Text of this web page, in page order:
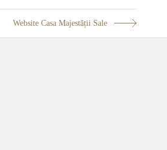
Website Casa Majestății Sale